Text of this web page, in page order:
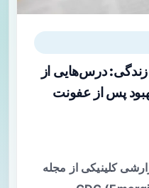
درس‌هایی از
پس از عفونت
کلینیکی از مجله